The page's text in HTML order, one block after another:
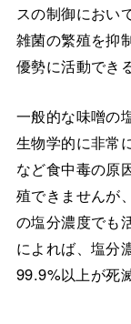
スの制御におい
雑菌の繁殖を抑
優勢に活動でき
一般的な味噌の
生物学的に非常
など食中毒の原
殖できませんが
の塩分濃度でも
によれば、塩分
99.9%以上が死